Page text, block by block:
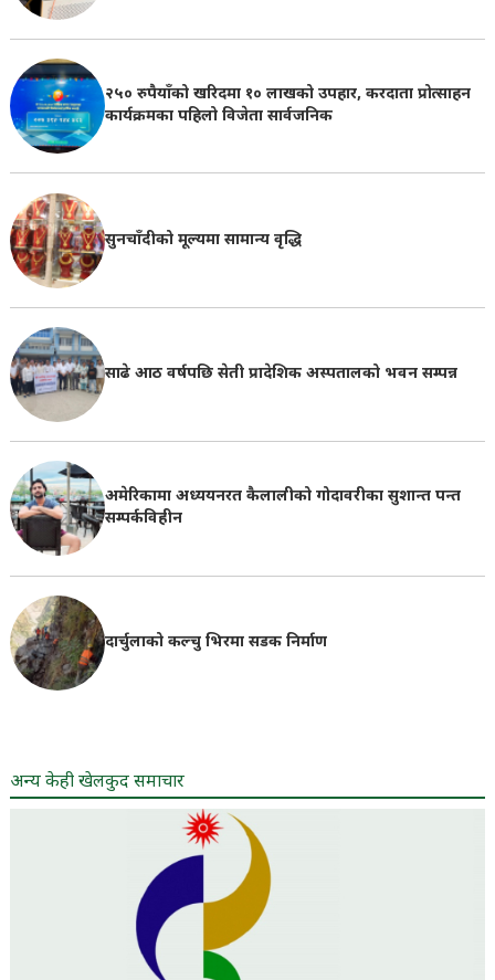
२५० रुपैयाँको खरिदमा १० लाखको उपहार, करदाता प्रोत्साहन
कार्यक्रमका पहिलो विजेता सार्वजनिक
सुनचाँदीको मूल्यमा सामान्य वृद्धि
साढे आठ वर्षपछि सेती प्रादेशिक अस्पतालको भवन सम्पन्न
अमेरिकामा अध्ययनरत कैलालीको गोदावरीका सुशान्त पन्त
सम्पर्कविहीन
दार्चुलाको कल्चु भिरमा सडक निर्माण
अन्य केही खेलकुद समाचार